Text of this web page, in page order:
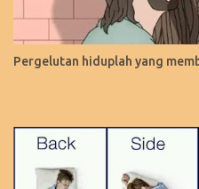
Pergelutan hiduplah yang